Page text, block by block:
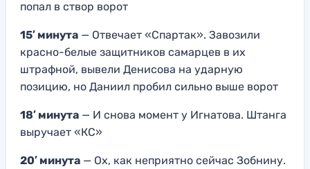
попал в створ ворот
15′ минута — Отвечает «Спартак». Завозили
красно-белые защитников самарцев в их
штрафной, вывели Денисова на ударную
позицию, но Даниил пробил сильно выше ворот
18′ минута — И снова момент у Игнатова. Штанга
выручает «КС»
20′ минута — Ох, как неприятно сейчас Зобнину.